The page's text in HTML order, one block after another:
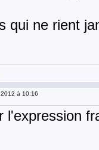
qui ne rient
à 10:16
l'expression